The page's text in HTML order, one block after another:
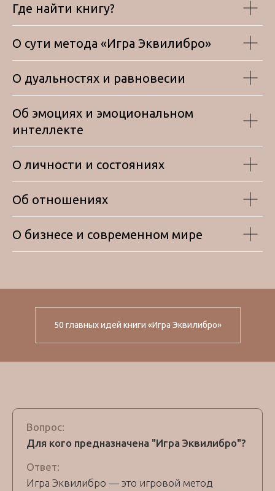
Где найти книгу?
О сути метода «Игра Эквилибро»
О дуальностях и равновесии
Об эмоциях и эмоциональном
интеллекте
О личности и состояниях
Об отношениях
О бизнесе и современном мире
50 главных идей книги «Игра Эквилибро»
Вопрос:
Для кого предназначена "Игра Эквилибро"?
Ответ:
Игра Эквилибро — это игровой метод